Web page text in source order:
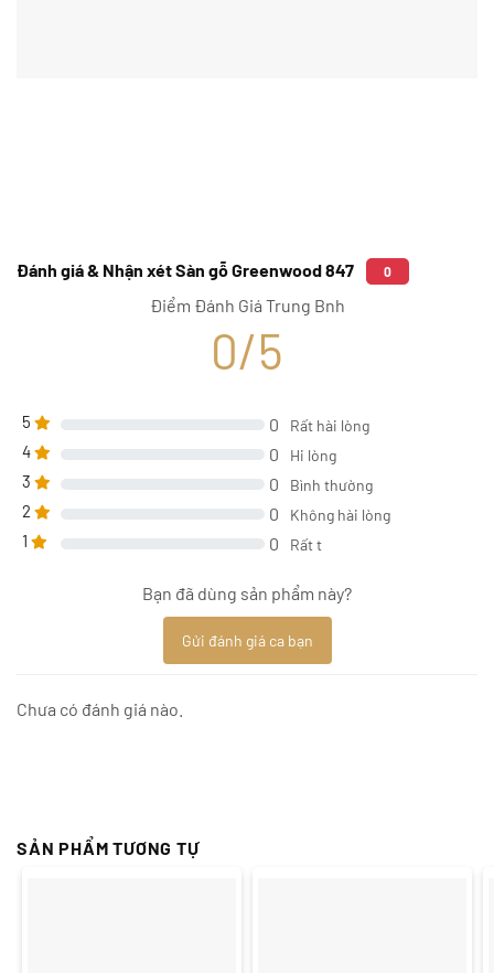
Đánh giá & Nhận xét Sàn gỗ Greenwood 847 0
Điểm Đánh Giá Trung Bnh
0/5
5 0 Rất hài lòng
4 0 Hi lòng
3 0 Bình thường
2 0 Không hài lòng
1 0 Rất t
Bạn đã dùng sản phẩm này?
Gửi đánh giá ca bạn
Chưa có đánh giá nào.
SẢN PHẨM TƯƠNG TỰ